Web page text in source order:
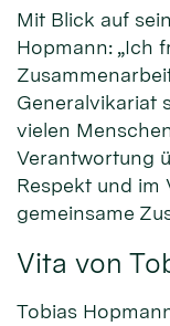
Mit Blick auf
Hopmann: „Ich
Generalvikariat
vielen
Verantwortung
Respekt und im
gemeinsame
Vita von
Tobias